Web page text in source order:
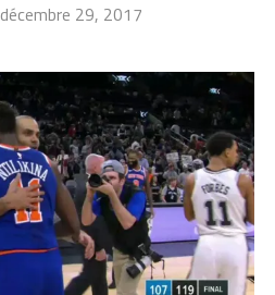
décembre 29, 2017